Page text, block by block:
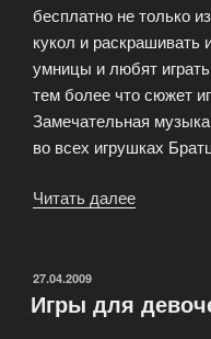
бесплатно не только
кукол и
умницы и любят
тем более что сюжет
Замечательная
во всех игрушках
Читать далее
девочек»
ОПУБЛИКОВАНО
27.04.2009
Игры для